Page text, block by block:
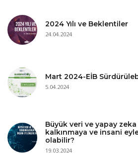
2024 Yılı ve Beklentiler
24.04.2024
Mart 2024-EİB
5.04.2024
Büyük veri ve yapay
kalkınmaya ve insani
olabilir?
19.03.2024